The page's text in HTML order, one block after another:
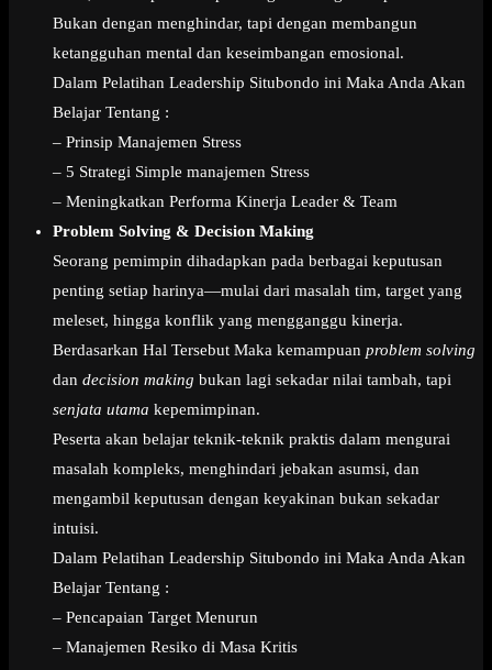
Bukan dengan menghindar, tapi dengan membangun
ketangguhan mental dan keseimbangan emosional.
Dalam Pelatihan Leadership Situbondo ini Maka Anda Akan
Belajar Tentang :
– Prinsip Manajemen Stress
– 5 Strategi Simple manajemen Stress
– Meningkatkan Performa Kinerja Leader & Team
Problem Solving & Decision Making
Seorang pemimpin dihadapkan pada berbagai keputusan
penting setiap harinya—mulai dari masalah tim, target yang
meleset, hingga konflik yang mengganggu kinerja.
Berdasarkan Hal Tersebut Maka kemampuan problem solving
dan decision making bukan lagi sekadar nilai tambah, tapi
senjata utama kepemimpinan.
Peserta akan belajar teknik-teknik praktis dalam mengurai
masalah kompleks, menghindari jebakan asumsi, dan
mengambil keputusan dengan keyakinan bukan sekadar
intuisi.
Dalam Pelatihan Leadership Situbondo ini Maka Anda Akan
Belajar Tentang :
– Pencapaian Target Menurun
– Manajemen Resiko di Masa Kritis